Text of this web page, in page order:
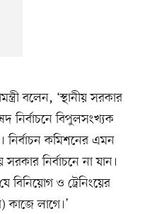
বলেন, ‘স্থানীয় সরকার
নির্বাচনে বিপুলসংখ্যক
নির্বাচন কমিশনের এমন
নির্বাচনে না যান।
বিনিয়োগ ও ট্রেনিংয়ের
কাজে লাগে।’